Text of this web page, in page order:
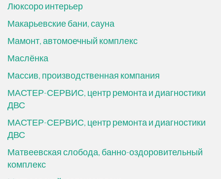
Люксоро интерьер
Макарьевские бани, сауна
Мамонт, автомоечный комплекс
Маслёнка
Массив, производственная компания
МАСТЕР-СЕРВИС, центр ремонта и диагностики
ДВС
МАСТЕР-СЕРВИС, центр ремонта и диагностики
ДВС
Матвеевская слобода, банно-оздоровительный
комплекс